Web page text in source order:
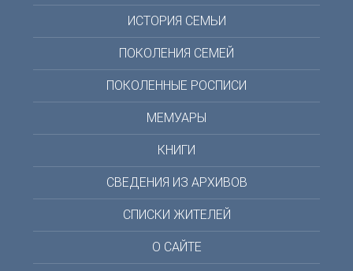
ИСТОРИЯ СЕМЬИ
ПОКОЛЕНИЯ СЕМЕЙ
ПОКОЛЕННЫЕ РОСПИСИ
МЕМУАРЫ
КНИГИ
СВЕДЕНИЯ ИЗ АРХИВОВ
СПИСКИ ЖИТЕЛЕЙ
О САЙТЕ